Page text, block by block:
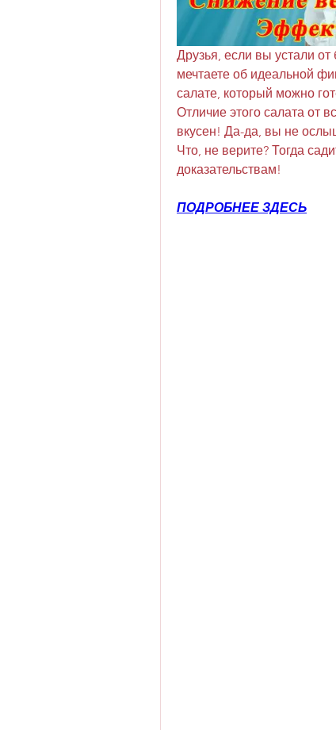
Друзья, если вы устали
мечтаете об идеальной
салате, который можно
Отличие этого салата от
вкусен! Да-да, вы не
Что, не верите? Тогда
доказательствам!
ПОДРОБНЕЕ ЗДЕСЬ